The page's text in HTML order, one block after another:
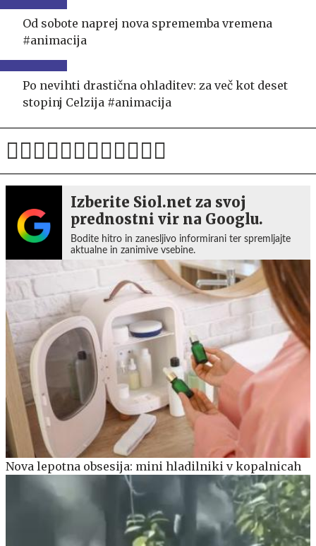
Od sobote naprej nova sprememba vremena
#animacija
Po nevihti drastična ohladitev: za več kot deset
stopinj Celzija #animacija
Izberite Siol.net za svoj
prednostni vir na Googlu.
Bodite hitro in zanesljivo informirani ter spremljajte
aktualne in zanimive vsebine.
Nova lepotna obsesija: mini hladilniki v kopalnicah